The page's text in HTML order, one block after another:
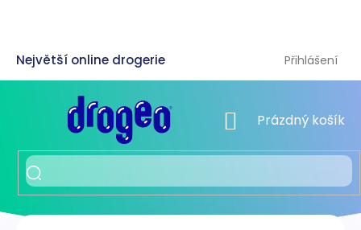
Přihlášení
NÁKUPNÍ KOŠÍK
Prázdný košík